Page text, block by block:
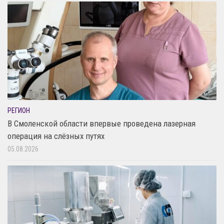
РЕГИОН
В Смоленской области впервые проведена лазерная
операция на слёзных путях
05.08.2026